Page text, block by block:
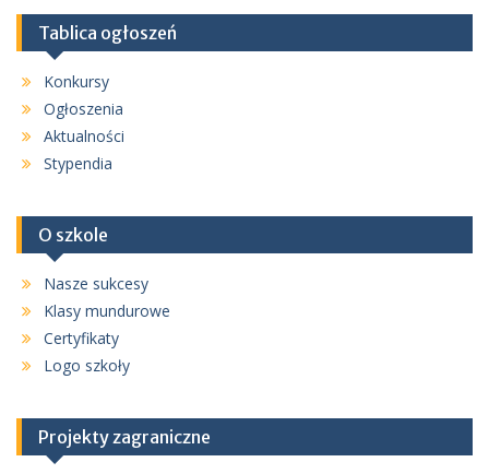
Tablica ogłoszeń
Konkursy
Ogłoszenia
Aktualności
Stypendia
O szkole
Nasze sukcesy
Klasy mundurowe
Certyfikaty
Logo szkoły
Projekty zagraniczne